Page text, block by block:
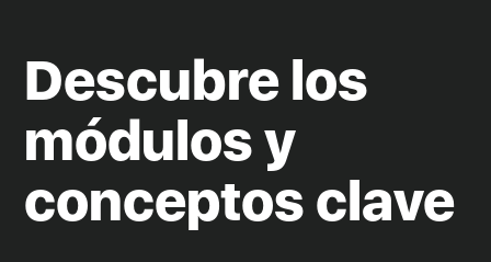
Descubre los
módulos y
conceptos clave